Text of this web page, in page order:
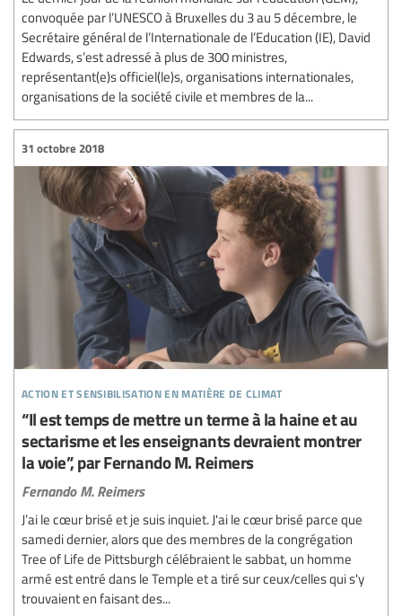
convoquée par l’UNESCO à Bruxelles du 3 au 5 décembre, le
Secrétaire général de l’Internationale de l’Education (IE), David
Edwards, s’est adressé à plus de 300 ministres,
représentant(e)s officiel(le)s, organisations internationales,
organisations de la société civile et membres de la...
action et sensibilisation en matière de climat
31 octobre 2018
“Il est temps de mettre un terme à la haine et au
sectarisme et les enseignants devraient montrer
la voie”, par Fernando M. Reimers
Fernando M. Reimers
J’ai le cœur brisé et je suis inquiet. J'ai le cœur brisé parce que
samedi dernier, alors que des membres de la congrégation
Tree of Life de Pittsburgh célébraient le sabbat, un homme
armé est entré dans le Temple et a tiré sur ceux/celles qui s'y
trouvaient en faisant des...